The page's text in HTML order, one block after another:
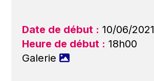
Date de début : 10/06/2021
Heure de début : 18h00
Galerie